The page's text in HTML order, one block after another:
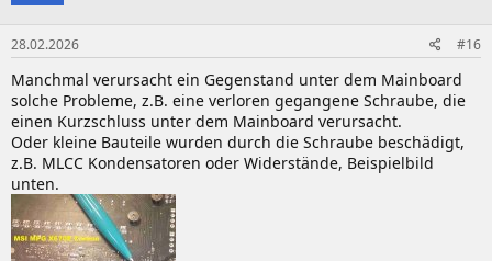
e h
e
n
28.02.2026 #16
Manchmal verursacht ein Gegenstand unter dem Mainboard
solche Probleme, z.B. eine verloren gegangene Schraube, die
einen Kurzschluss unter dem Mainboard verursacht.
Oder kleine Bauteile wurden durch die Schraube beschädigt,
z.B. MLCC Kondensatoren oder Widerstände, Beispielbild
unten.